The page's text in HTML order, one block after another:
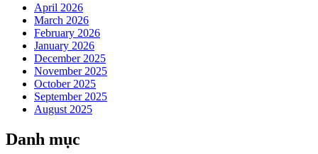
April 2026
March 2026
February 2026
January 2026
December 2025
November 2025
October 2025
September 2025
August 2025
Danh mục